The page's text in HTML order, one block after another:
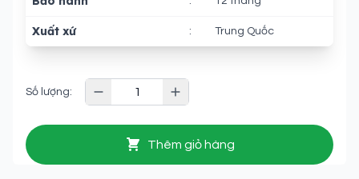
Xuất xứ : Trung Quốc
Số lượng:
Thêm giỏ hàng